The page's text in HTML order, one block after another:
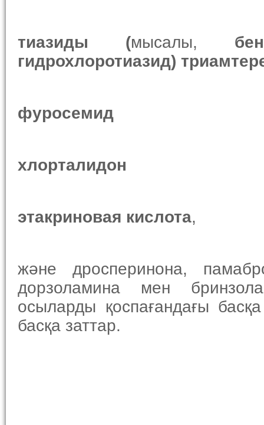
тиазиды (мысалы,
гидрохлоротиазид)
фуросемид
хлорталидон
этакриновая кислота,
және дросперинона,
дорзоламина мен
осыларды қоспағандағы
басқа заттар.